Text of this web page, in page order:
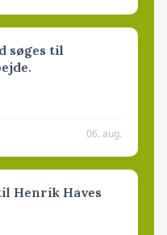
søges til
06. aug.
Henrik Haves